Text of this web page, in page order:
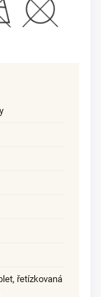
, řetízkovaná